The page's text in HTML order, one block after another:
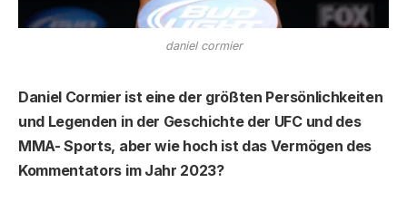
daniel cormier
Daniel Cormier ist eine der größten Persönlichkeiten
und Legenden in der Geschichte der UFC und des
MMA- Sports, aber wie hoch ist das Vermögen des
Kommentators im Jahr 2023?